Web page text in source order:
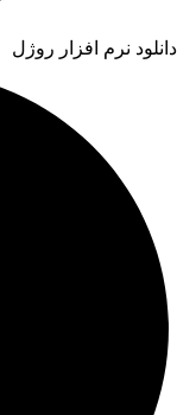
دانلود نرم افزار روژل